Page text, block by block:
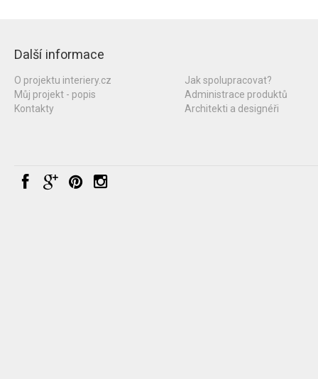
Další informace
O projektu interiery.cz
Můj projekt - popis
Kontakty
Jak spolupracovat?
Administrace produktů
Architekti a designéři